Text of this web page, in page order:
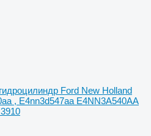
гидроцилиндр Ford New Holland
, E4nn3d547aa E4NN3A540AA